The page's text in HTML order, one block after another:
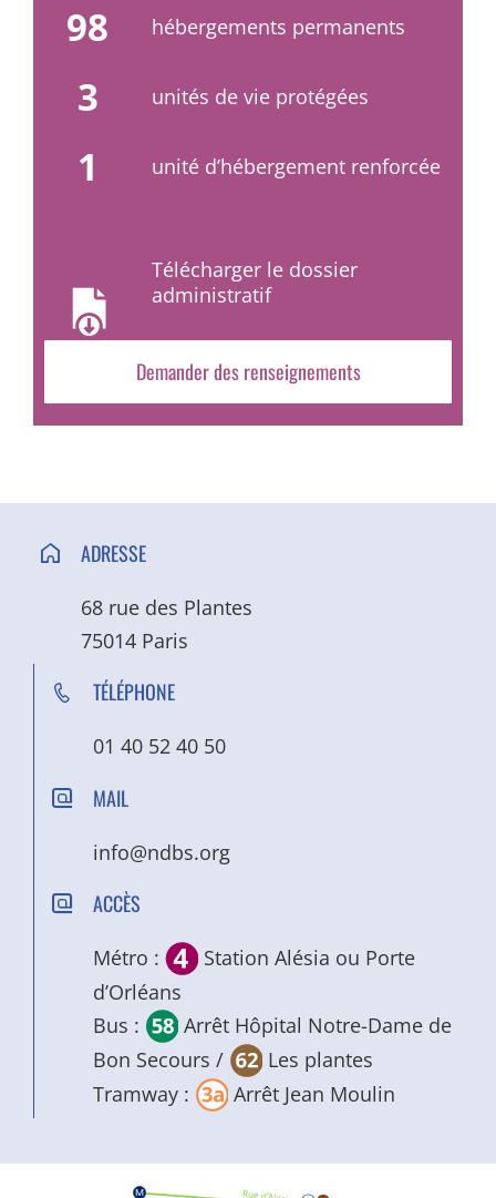
98 hébergements permanents
3 unités de vie protégées
1 unité d’hébergement renforcée
Télécharger le dossier
administratif
Demander des renseignements
ADRESSE
68 rue des Plantes
75014 Paris
TÉLÉPHONE
01 40 52 40 50
MAIL
info@ndbs.org
ACCÈS
Métro :
Station Alésia ou Porte
d’Orléans
Bus :
Arrêt Hôpital Notre-Dame de
Bon Secours /
Les plantes
Tramway :
Arrêt Jean Moulin